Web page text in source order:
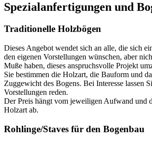
Spezialanfertigungen und
Traditionelle Holzbögen
Dieses Angebot wendet sich an alle, die sich
den eigenen Vorstellungen wünschen, aber
Muße haben, dieses anspruchsvolle Projekt
Sie bestimmen die Holzart, die Bauform und
Zuggewicht des Bogens. Bei Interesse lassen
Vorstellungen reden.
Der Preis hängt vom jeweiligen Aufwand und
Holzart ab.
Rohlinge/Staves für den Bogenbau